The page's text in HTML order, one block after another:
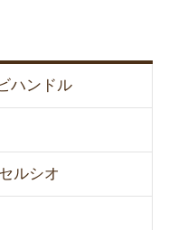
ハンドル
ルシオ